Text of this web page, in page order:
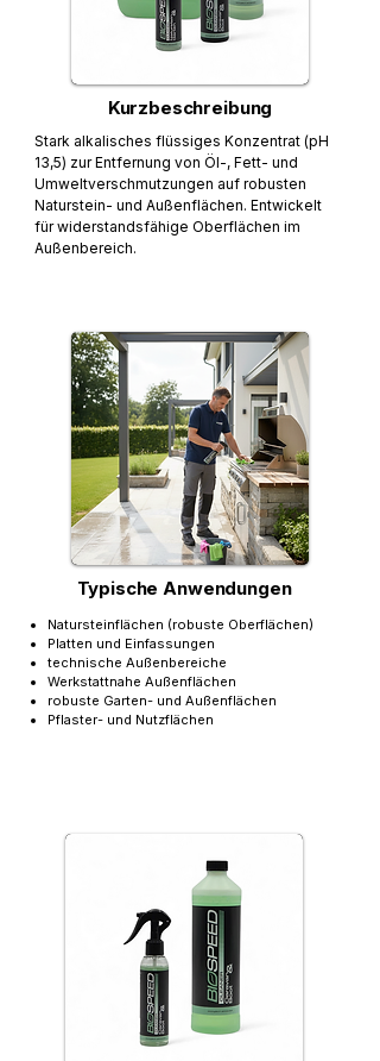
Kurzbeschreibung
Stark alkalisches flüssiges Konzentrat (pH
13,5) zur Entfernung von Öl-, Fett- und
Umweltverschmutzungen auf robusten
Naturstein- und Außenflächen. Entwickelt
für widerstandsfähige Oberflächen im
Außenbereich.
Typische Anwendungen
Natursteinflächen (robuste Oberflächen)
Platten und Einfassungen
technische Außenbereiche
Werkstattnahe Außenflächen
robuste Garten- und Außenflächen
Pflaster- und Nutzflächen